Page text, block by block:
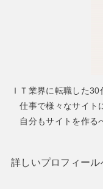
ＩＴ業界に転職した30
仕事で様々なサイト
自分もサイトを作る
詳しいプロフィール